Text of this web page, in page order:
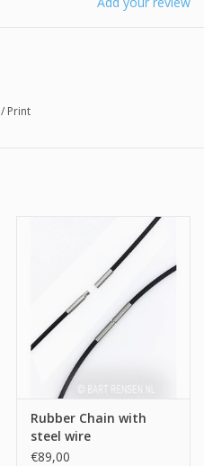
/ Print
Rubber Chain with
steel wire
€89,00